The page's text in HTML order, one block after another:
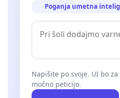
Poganja umetna
Napišite po svoje. UI bo
močno peticijo.